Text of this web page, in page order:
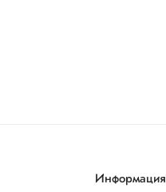
Информация